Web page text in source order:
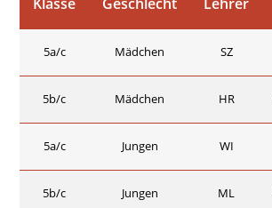
5a/c Mädchen SZ
5b/c Mädchen HR
5a/c Jungen WI
5b/c Jungen ML